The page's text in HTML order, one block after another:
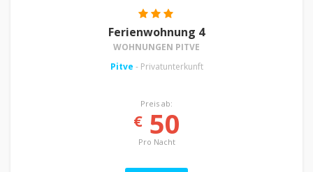
Ferienwohnung 4
WOHNUNGEN PITVE
Pitve - Privatunterkunft
Preis ab:
€50
Pro Nacht